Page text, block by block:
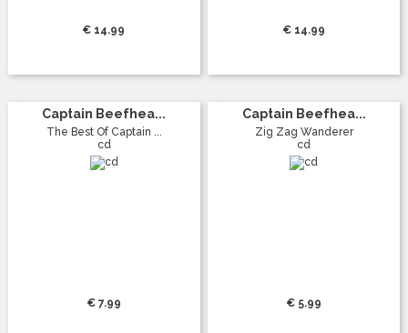
€ 14.99 € 14.99
Captain Beefhea...
The Best Of Captain ...
cd
€ 7.99
Captain Beefhea...
Zig Zag Wanderer
cd
€ 5.99